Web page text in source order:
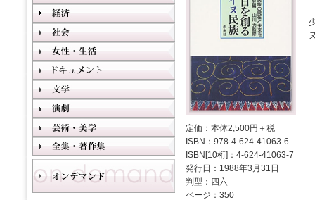
定価：本体2,500円＋税
ISBN：978-4-624-41063-6
ISBN[10桁]：4-624-41063-7
発行日：1988年3月31日
判型：四六
ページ：350